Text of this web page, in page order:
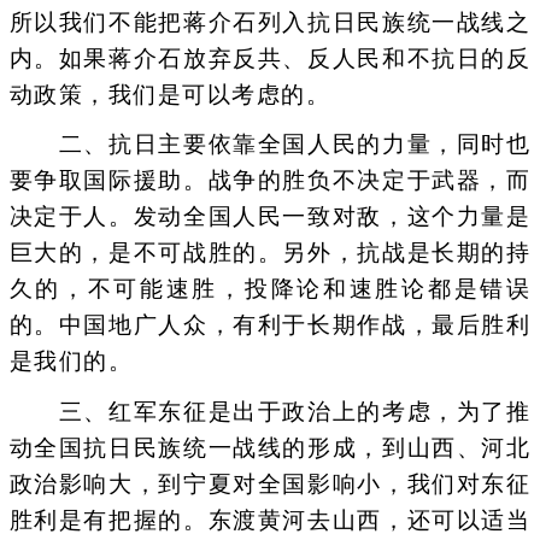
所以我们不能把蒋介石列入抗日民族统一战线之
内。如果蒋介石放弃反共、反人民和不抗日的反
动政策，我们是可以考虑的。
二、抗日主要依靠全国人民的力量，同时也
要争取国际援助。战争的胜负不决定于武器，而
决定于人。发动全国人民一致对敌，这个力量是
巨大的，是不可战胜的。另外，抗战是长期的持
久的，不可能速胜，投降论和速胜论都是错误
的。中国地广人众，有利于长期作战，最后胜利
是我们的。
三、红军东征是出于政治上的考虑，为了推
动全国抗日民族统一战线的形成，到山西、河北
政治影响大，到宁夏对全国影响小，我们对东征
胜利是有把握的。东渡黄河去山西，还可以适当